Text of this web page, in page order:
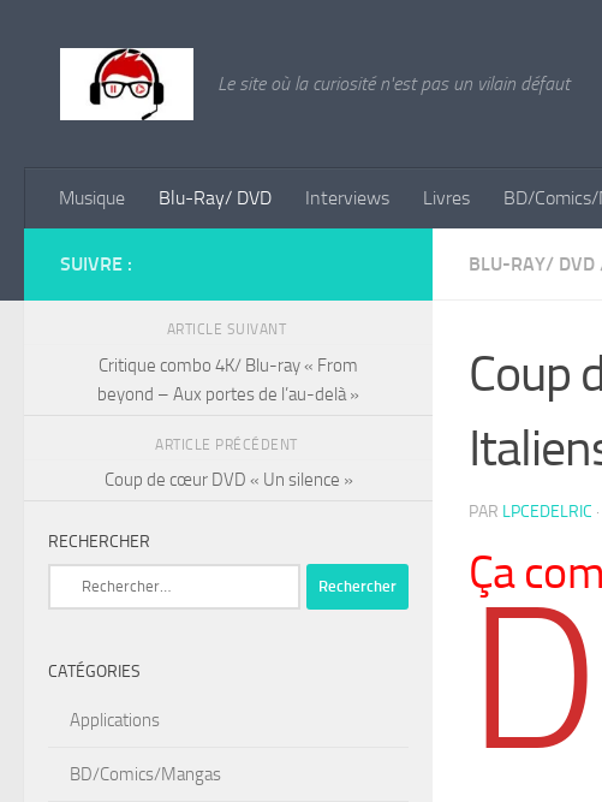
Le site où la curiosité n'est pas un vilain défaut
Musique Blu-Ray/ DVD Interviews Livres BD/
BLU-RAY/ DVD
Coup
PAR LPCEDELRIC ·
Ça
D
SUIVRE :
ARTICLE SUIVANT
Critique combo 4K/ Blu-ray « From
beyond – Aux portes de l’au-delà »
ARTICLE PRÉCÉDENT
Coup de cœur DVD « Un silence »
RECHERCHER
Rechercher :
CATÉGORIES
Applications
BD/Comics/Mangas